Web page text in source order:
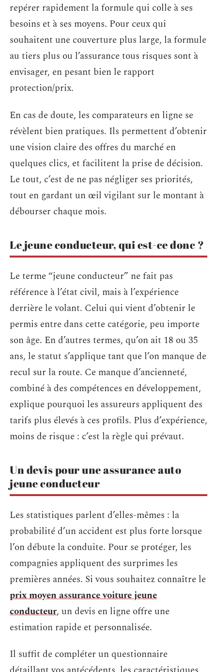
repérer rapidement la formule qui colle à ses
besoins et à ses moyens. Pour ceux qui
souhaitent une couverture plus large, la formule
au tiers plus ou l’assurance tous risques sont à
envisager, en pesant bien le rapport
protection/prix.
En cas de doute, les comparateurs en ligne se
révèlent bien pratiques. Ils permettent d’obtenir
une vision claire des offres du marché en
quelques clics, et facilitent la prise de décision.
Le tout, c’est de ne pas négliger ses priorités,
tout en gardant un œil vigilant sur le montant à
débourser chaque mois.
Le jeune conducteur, qui est-ce donc ?
Le terme “jeune conducteur” ne fait pas
référence à l’état civil, mais à l’expérience
derrière le volant. Celui qui vient d’obtenir le
permis entre dans cette catégorie, peu importe
son âge. En d’autres termes, qu’on ait 18 ou 35
ans, le statut s’applique tant que l’on manque de
recul sur la route. Ce manque d’ancienneté,
combiné à des compétences en développement,
explique pourquoi les assureurs appliquent des
tarifs plus élevés à ces profils. Plus d’expérience,
moins de risque : c’est la règle qui prévaut.
Un devis pour une assurance auto
jeune conducteur
Les statistiques parlent d’elles-mêmes : la
probabilité d’un accident est plus forte lorsque
l’on débute la conduite. Pour se protéger, les
compagnies appliquent des surprimes les
premières années. Si vous souhaitez connaître le
prix moyen assurance voiture jeune
conducteur, un devis en ligne offre une
estimation rapide et personnalisée.
Il suffit de compléter un questionnaire